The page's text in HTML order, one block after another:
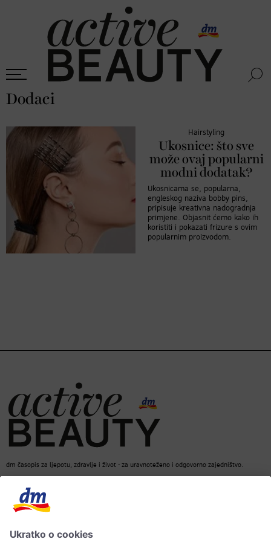
Dodaci
Hairstyling
Ukosnice: što sve
može ovaj popularni
modni dodatak?
Ukosnicama se, popularna,
engleskog naziva bobby pins,
pripisuje kreativna nadogradnja
primjene. Objasnit ćemo kako ih
koristiti i pokazati frizure s ovim
popularnim proizvodom.
dm časopis za ljepotu, zdravlje i život - za uravnoteženo i odgovorno zajedništvo.